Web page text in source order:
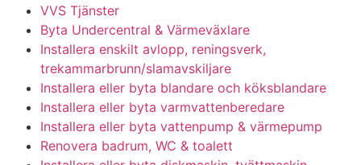
VVS Tjänster
Byta Undercentral & Värmeväxlare
Installera enskilt avlopp, reningsverk,
trekammarbrunn/slamavskiljare
Installera eller byta blandare och köksblandare
Installera eller byta varmvattenberedare
Installera eller byta vattenpump & värmepump
Renovera badrum, WC & toalett